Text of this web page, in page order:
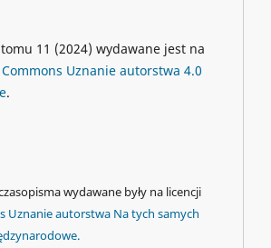
11 (2024) wydawane jest na
Uznanie autorstwa 4.0
.
wydawane były na licencji
Uznanie autorstwa Na tych samych